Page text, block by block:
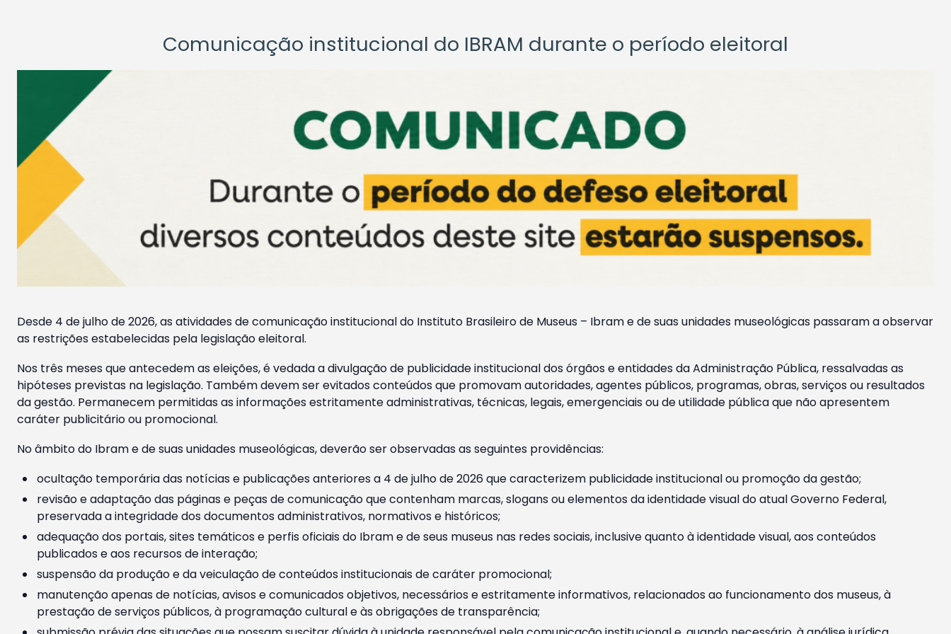
Comunicação institucional do IBRAM durante o período eleitoral
Desde 4 de julho de 2026, as atividades de comunicação institucional do Instituto Brasileiro de Museus – Ibram e de suas unidades museológicas passaram a observar
as restrições estabelecidas pela legislação eleitoral.
Nos três meses que antecedem as eleições, é vedada a divulgação de publicidade institucional dos órgãos e entidades da Administração Pública, ressalvadas as
hipóteses previstas na legislação. Também devem ser evitados conteúdos que promovam autoridades, agentes públicos, programas, obras, serviços ou resultados
da gestão. Permanecem permitidas as informações estritamente administrativas, técnicas, legais, emergenciais ou de utilidade pública que não apresentem
caráter publicitário ou promocional.
No âmbito do Ibram e de suas unidades museológicas, deverão ser observadas as seguintes providências:
ocultação temporária das notícias e publicações anteriores a 4 de julho de 2026 que caracterizem publicidade institucional ou promoção da gestão;
revisão e adaptação das páginas e peças de comunicação que contenham marcas, slogans ou elementos da identidade visual do atual Governo Federal,
preservada a integridade dos documentos administrativos, normativos e históricos;
adequação dos portais, sites temáticos e perfis oficiais do Ibram e de seus museus nas redes sociais, inclusive quanto à identidade visual, aos conteúdos
publicados e aos recursos de interação;
suspensão da produção e da veiculação de conteúdos institucionais de caráter promocional;
manutenção apenas de notícias, avisos e comunicados objetivos, necessários e estritamente informativos, relacionados ao funcionamento dos museus, à
prestação de serviços públicos, à programação cultural e às obrigações de transparência;